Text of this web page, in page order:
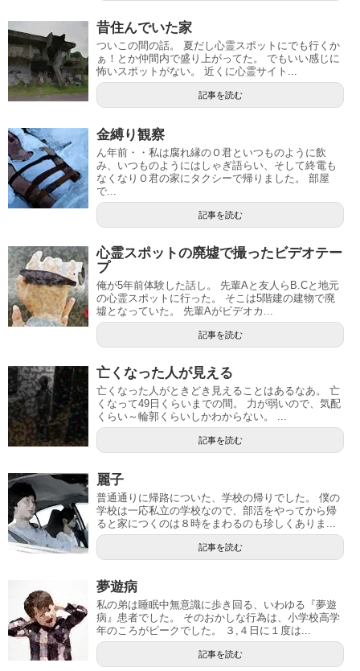
昔住んでいた家
ついこの間の話。 夏だし心霊スポットにでも行くか
ぁ！とか仲間内で盛り上がってた。 でもいい感じに
怖いスポットがない。 近くに心霊サイト...
記事を読む
金縛り観察
ん年前・・私は腐れ縁のＯ君といつものように飲
み、いつものようにはしゃぎ語らい、そして終電も
なくなりＯ君の家にタクシーで帰りました。 部屋
で...
記事を読む
心霊スポットの廃墟で撮ったビデオテー
プ
俺が5年前体験した話し。 先輩Aと友人らB.Cと地元
の心霊スポットに行った。 そこは5階建の建物で廃
墟となっていた。 先輩Aがビデオカ...
記事を読む
亡くなった人が見える
亡くなった人がときどき見えることはあるなあ。 亡
くなって49日くらいまでの間。 力が弱いので、気配
くらい～輪郭くらいしかわからない。 ...
記事を読む
麗子
普通通りに帰路についた、学校の帰りでした。 僕の
学校は一応私立の学校なので、部活をやってから帰
ると家につくのは８時をまわるのも珍しくありま...
記事を読む
夢遊病
私の弟は睡眠中無意識に歩き回る、いわゆる『夢遊
病』患者でした。 そのおかしな行為は、小学校高学
年のころがピークでした。 ３,４日に１度は...
記事を読む